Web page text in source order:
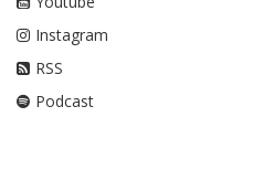
Instagram
RSS
Podcast